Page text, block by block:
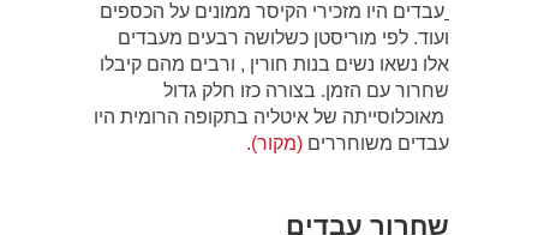
עבדים היו מזכירי הקיסר ממונים על הכספים
ועוד. לפי מוריסטן כשלושה רבעים מעבדים
אלו נשאו נשים בנות חורין , ורבים מהם קיבלו
שחרור עם הזמן. בצורה כזו חלק גדול
מאוכלוסייתה של איטליה בתקופה הרומית היו
עבדים משוחררים (מקור).
שחרור עבדים